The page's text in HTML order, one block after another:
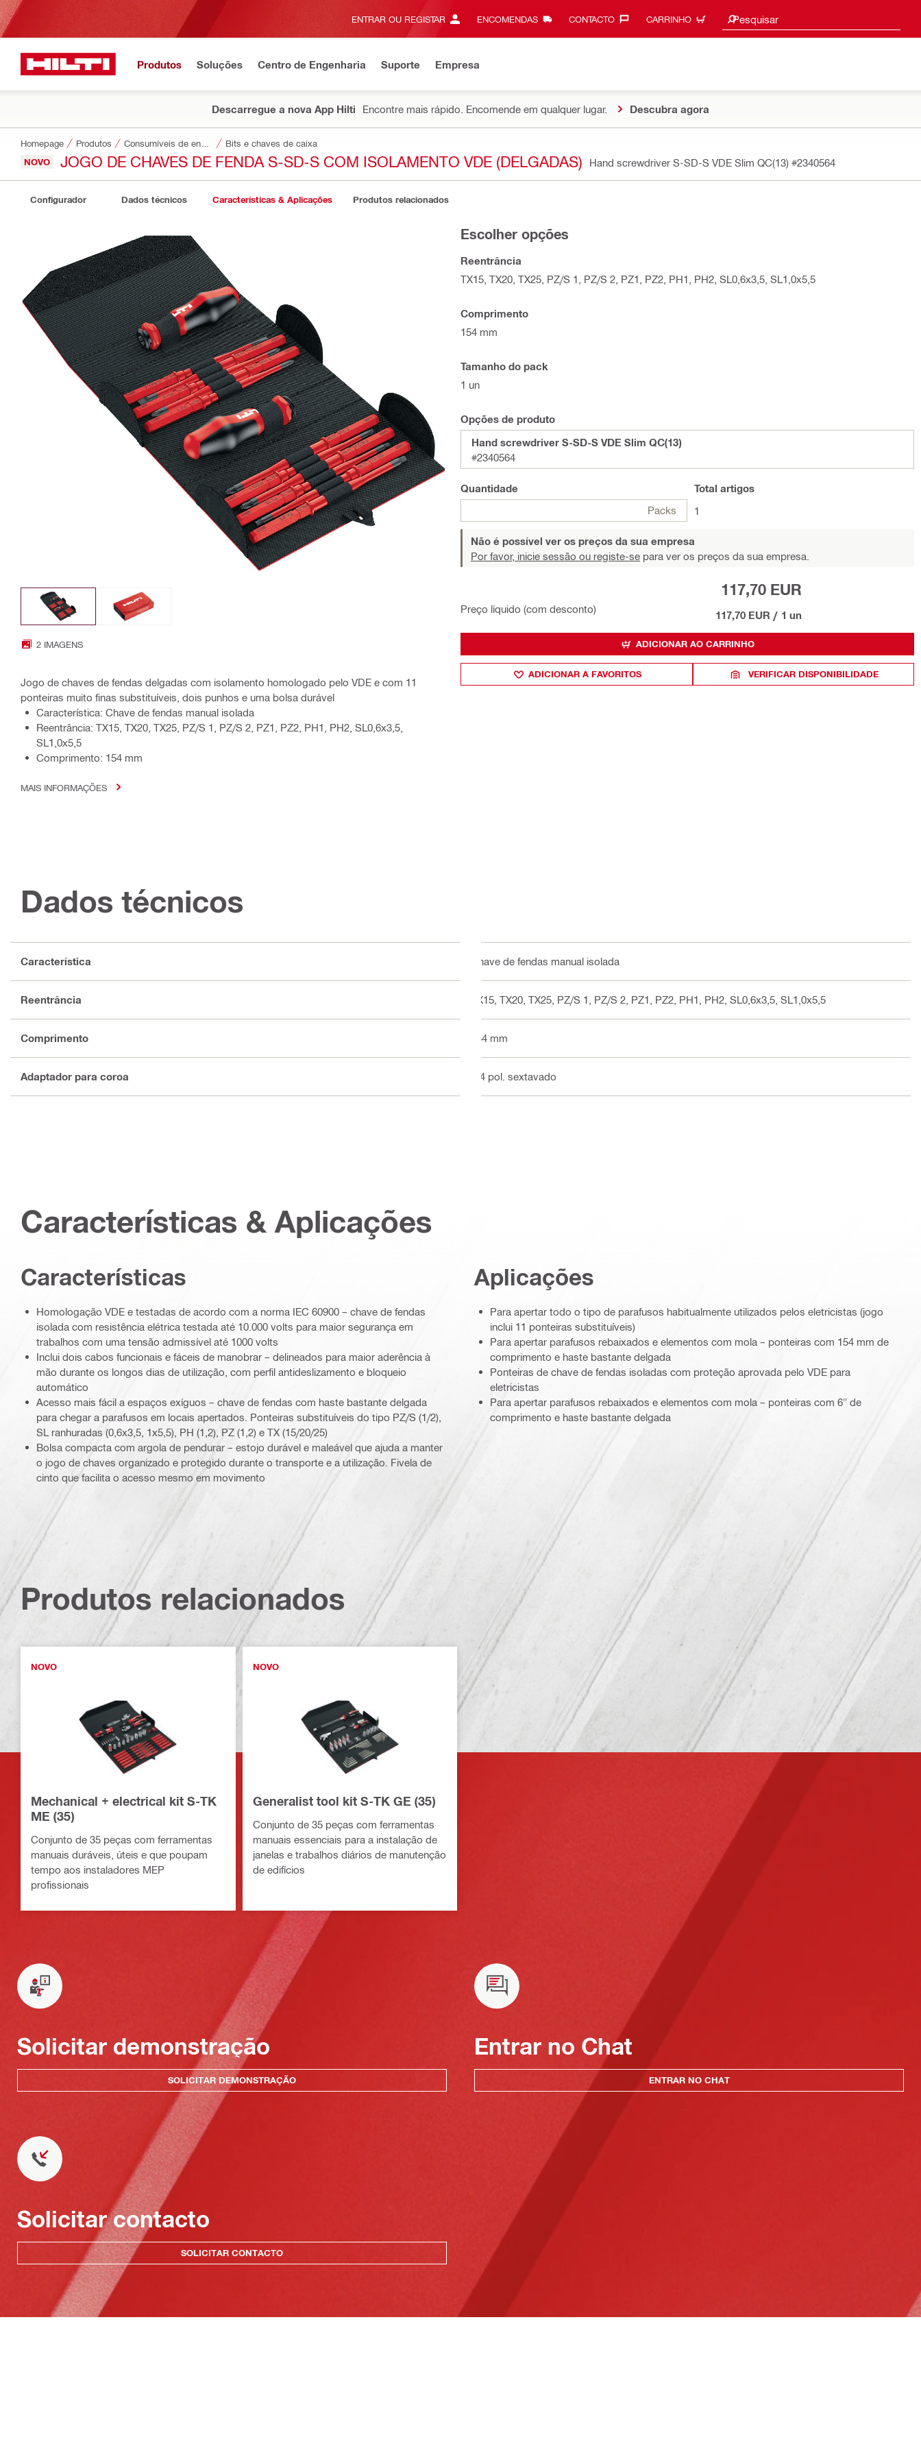
ENTRAR OU REGISTAR ENCOMENDAS CONTACTO‎ CARRINHO Pesquisar
Procurar sugestões
Produtos Soluções Centro de Engenharia Suporte Empresa
Descarregue a nova App Hilti Encontre mais rápido. Encomende em qualquer lugar. Descubra agora
Homepage Produtos Bits e chaves de caixa
NOVO JOGO DE CHAVES DE FENDA S-SD-S COM ISOLAMENTO VDE (DELGADAS) Hand screwdriver S-SD-S VDE Slim QC(13) #2340564
Configurador Dados técnicos Características & Aplicações Produtos relacionados
2 IMAGENS
Jogo de chaves de fendas delgadas com isolamento homologado pelo VDE e com 11
ponteiras muito finas substituíveis, dois punhos e uma bolsa durável
Característica: Chave de fendas manual isolada
Reentrância: TX15, TX20, TX25, PZ/S 1, PZ/S 2, PZ1, PZ2, PH1, PH2, SL0,6x3,5,
SL1,0x5,5
Comprimento: 154 mm
MAIS INFORMAÇÕES
Escolher opções
Reentrância
TX15, TX20, TX25, PZ/S 1, PZ/S 2, PZ1, PZ2, PH1, PH2, SL0,6x3,5, SL1,0x5,5
Comprimento
154 mm
Tamanho do pack
1 un
Opções de produto
Hand screwdriver S-SD-S VDE Slim QC(13)
#2340564
Quantidade
Packs
Total artigos
1
Não é possível ver os preços da sua empresa
Por favor, inicie sessão ou registe-se para ver os preços da sua empresa.
Preço líquido (com desconto)
117,70 EUR
117,70 EUR / 1 un
ADICIONAR AO CARRINHO
ADICIONAR A FAVORITOS VERIFICAR DISPONIBILIDADE
Dados técnicos
Característica Chave de fendas manual isolada
Reentrância TX15, TX20, TX25, PZ/S 1, PZ/S 2, PZ1, PZ2, PH1, PH2, SL0,6x3,5, SL1,0x5,5
Comprimento 154 mm
Adaptador para coroa 1/4 pol. sextavado
Características & Aplicações
Características
Homologação VDE e testadas de acordo com a norma IEC 60900 – chave de fendas
isolada com resistência elétrica testada até 10.000 volts para maior segurança em
trabalhos com uma tensão admissível até 1000 volts
Inclui dois cabos funcionais e fáceis de manobrar – delineados para maior aderência à
mão durante os longos dias de utilização, com perfil antideslizamento e bloqueio
automático
Acesso mais fácil a espaços exíguos – chave de fendas com haste bastante delgada
para chegar a parafusos em locais apertados. Ponteiras substituíveis do tipo PZ/S (1/2),
SL ranhuradas (0,6x3,5, 1x5,5), PH (1,2), PZ (1,2) e TX (15/20/25)
Bolsa compacta com argola de pendurar – estojo durável e maleável que ajuda a manter
o jogo de chaves organizado e protegido durante o transporte e a utilização. Fivela de
cinto que facilita o acesso mesmo em movimento
Aplicações
Para apertar todo o tipo de parafusos habitualmente utilizados pelos eletricistas (jogo
inclui 11 ponteiras substituíveis)
Para apertar parafusos rebaixados e elementos com mola – ponteiras com 154 mm de
comprimento e haste bastante delgada
Ponteiras de chave de fendas isoladas com proteção aprovada pelo VDE para
eletricistas
Para apertar parafusos rebaixados e elementos com mola – ponteiras com 6" de
comprimento e haste bastante delgada
Produtos relacionados
NOVO
Mechanical + electrical kit S-TK
ME (35)
Conjunto de 35 peças com ferramentas
manuais duráveis, úteis e que poupam
tempo aos instaladores MEP
profissionais
NOVO
Generalist tool kit S-TK GE (35)
Conjunto de 35 peças com ferramentas
manuais essenciais para a instalação de
janelas e trabalhos diários de manutenção
de edifícios
Solicitar demonstração
SOLICITAR DEMONSTRAÇÃO
Entrar no Chat
ENTRAR NO CHAT
Solicitar contacto
SOLICITAR CONTACTO